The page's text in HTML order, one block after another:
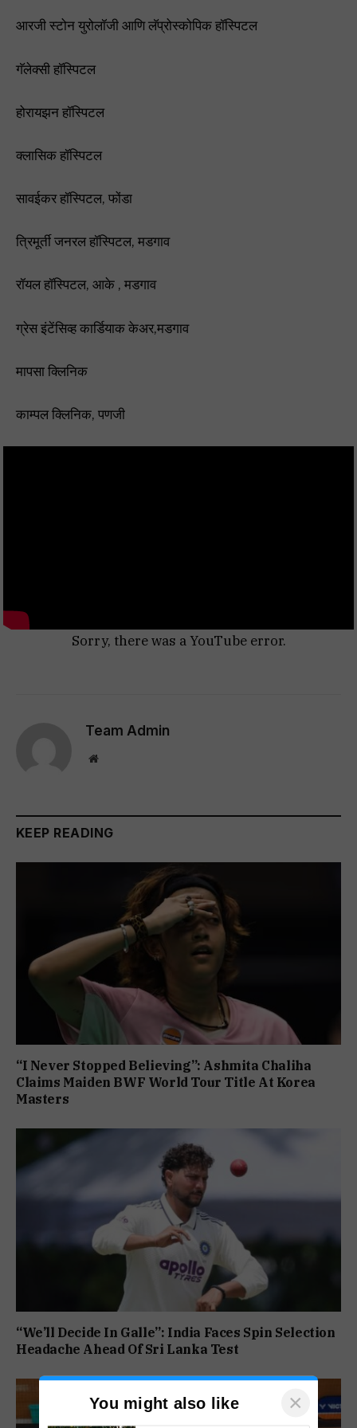
आरजी स्टोन युरोलॉजी आणि लॅप्रोस्कोपिक हॉस्पिटल
गॅलेक्सी हॉस्पिटल
होरायझन हॉस्पिटल
क्लासिक हॉस्पिटल
सावईकर हॉस्पिटल, फोंडा
त्रिमूर्ती जनरल हॉस्पिटल, मडगाव
रॉयल हॉस्पिटल, आके , मडगाव
ग्रेस इंटेंसिव्ह कार्डियाक केअर,मडगाव
मापसा क्लिनिक
काम्पल क्लिनिक, पणजी
Sorry, there was a YouTube error.
Team Admin
Website
KEEP READING
“I Never Stopped Believing”: Ashmita Chaliha
Claims Maiden BWF World Tour Title At Korea
Masters
“We’ll Decide In Galle”: India Faces Spin Selection
Headache Ahead Of Sri Lanka Test
You might also like ×